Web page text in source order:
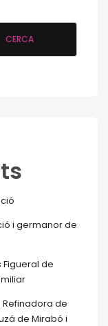
CERCA
i germanor de
Figueral de
Refinadora de
de Mirabó i